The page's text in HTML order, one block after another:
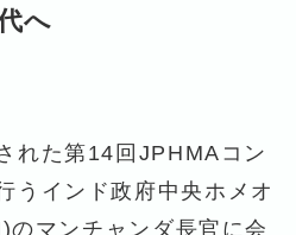
へ
れた第14回JPHMAコン
うインド政府中央ホメオ
マンチャンダ長官に会